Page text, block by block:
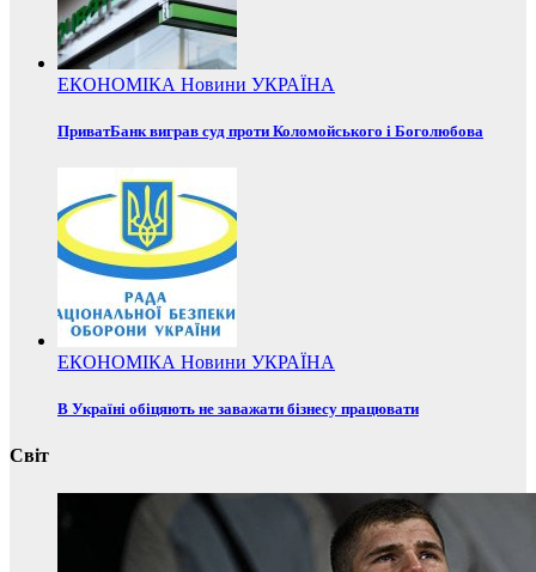
ЕКОНОМІКА Новини УКРАЇНА
ПриватБанк виграв суд проти Коломойського і Боголюбова
ЕКОНОМІКА Новини УКРАЇНА
В Україні обіцяють не заважати бізнесу працювати
Світ